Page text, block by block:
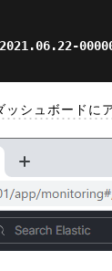
シュボードに